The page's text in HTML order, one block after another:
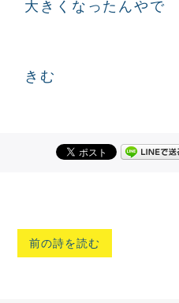
大きくなったんやで
きむ
前の詩を読む